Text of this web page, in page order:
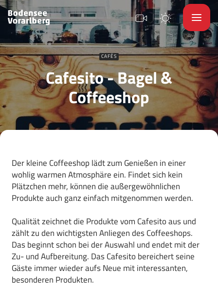
CAFÉS
Cafesito - Bagel &
Coffeeshop
Der kleine Coffeeshop lädt zum Genießen in einer
wohlig warmen Atmosphäre ein. Findet sich kein
Plätzchen mehr, können die außergewöhnlichen
Produkte auch ganz einfach mitgenommen werden.
Qualität zeichnet die Produkte vom Cafesito aus und
zählt zu den wichtigsten Anliegen des Coffeeshops.
Das beginnt schon bei der Auswahl und endet mit der
Zu- und Aufbereitung. Das Cafesito bereichert seine
Gäste immer wieder aufs Neue mit interessanten,
besonderen Produkten.